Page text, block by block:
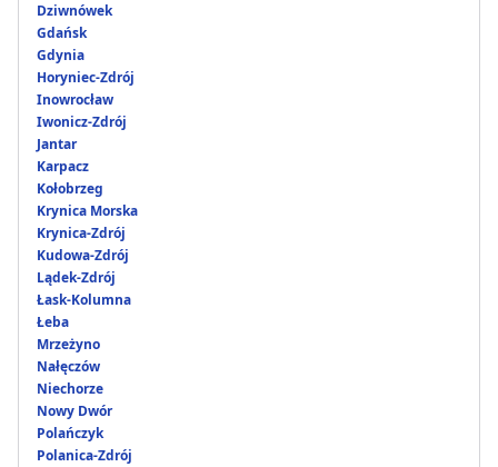
Dziwnówek
Gdańsk
Gdynia
Horyniec-Zdrój
Inowrocław
Iwonicz-Zdrój
Jantar
Karpacz
Kołobrzeg
Krynica Morska
Krynica-Zdrój
Kudowa-Zdrój
Lądek-Zdrój
Łask-Kolumna
Łeba
Mrzeżyno
Nałęczów
Niechorze
Nowy Dwór
Polańczyk
Polanica-Zdrój